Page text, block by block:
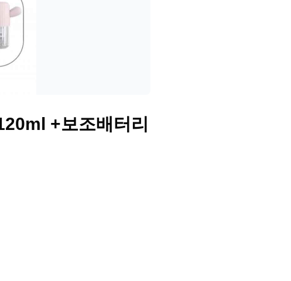
+보조배터리